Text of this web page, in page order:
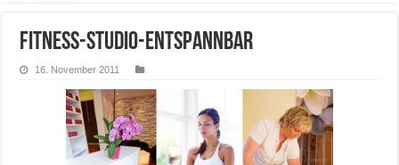
fitness-studio-entspannbar
16. November 2011